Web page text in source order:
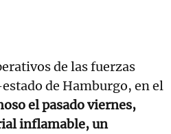
de las fuerzas
de Hamburgo, en el
el pasado viernes,
inflamable, un